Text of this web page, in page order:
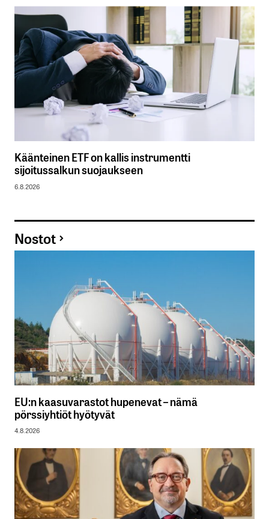
Käänteinen ETF on kallis instrumentti
sijoitussalkun suojaukseen
6.8.2026
Nostot
EU:n kaasuvarastot hupenevat – nämä
pörssiyhtiöt hyötyvät
4.8.2026